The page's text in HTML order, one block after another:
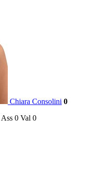
Chiara Consolini 0
Ass 0 Val 0